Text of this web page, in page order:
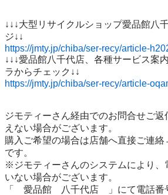
↓↓↓大型リサイクルショップ愛品館八
https://jmty.jp/chiba/ser-recy/article-
↓↓↓愛品館八千代店、各種サービス案
https://jmty.jp/chiba/ser-recy/article-
ジモティーさん経由でのお問合せご
えない場合がございます。
購入ご希望の場合は店舗へ直接ご連
です。
※ジモティーさんのシステムにより、
いない場合がございます。
「　愛品館　八千代店　」にて電話